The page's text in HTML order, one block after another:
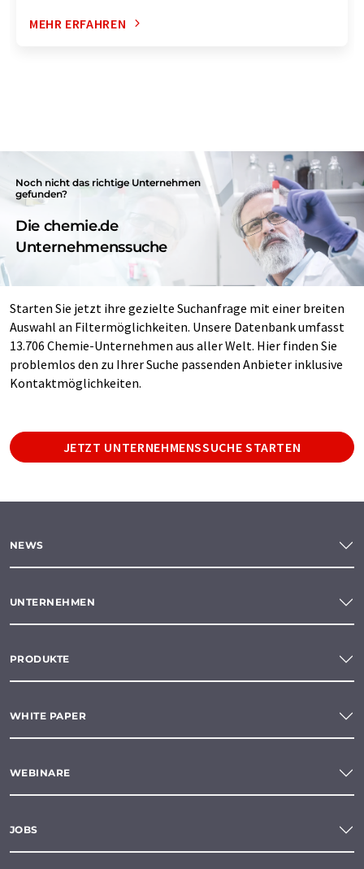
MEHR ERFAHREN
Noch nicht das richtige Unternehmen
gefunden?
Die chemie.de
Unternehmenssuche
Starten Sie jetzt ihre gezielte Suchanfrage mit einer breiten
Auswahl an Filtermöglichkeiten. Unsere Datenbank umfasst
13.706 Chemie-Unternehmen aus aller Welt. Hier finden Sie
problemlos den zu Ihrer Suche passenden Anbieter inklusive
Kontaktmöglichkeiten.
JETZT UNTERNEHMENSSUCHE STARTEN
NEWS
UNTERNEHMEN
PRODUKTE
WHITE PAPER
WEBINARE
JOBS